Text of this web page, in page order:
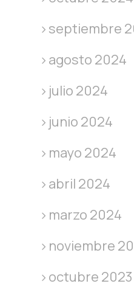
septiembre
agosto 2024
julio 2024
junio 2024
mayo 2024
abril 2024
marzo 2024
noviembre
octubre 2023